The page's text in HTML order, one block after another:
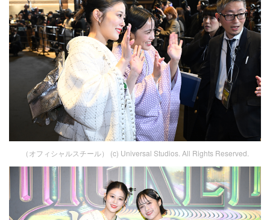
（オフィシャルスチール） (c) Universal Studios. All Rights Reserved.